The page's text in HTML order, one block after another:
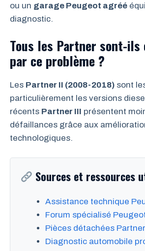
ou un garage Peugeot agréé
diagnostic.
Tous les Partner sont-ils
par ce problème ?
Les Partner II (2008-2018) sont
particulièrement les versions
récents Partner III présentent
défaillances grâce aux
technologiques.
Sources et ressources
Assistance technique
Forum spécialisé
Pièces détachées
Diagnostic automobile